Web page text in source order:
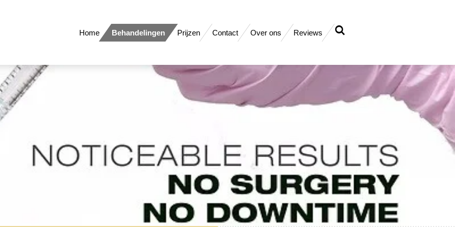
Home Behandelingen Prijzen Contact Over ons Reviews